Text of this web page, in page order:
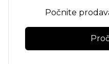
Počnite